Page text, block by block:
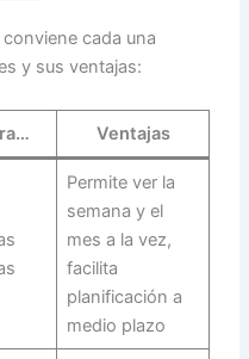
cada una
y sus ventajas:
Ventajas
Permite ver la
semana y el
mes a la vez,
facilita
planificación a
medio plazo